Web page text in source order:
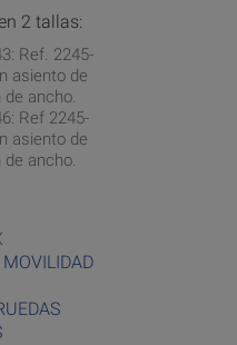
2 tallas:
Ref. 2245-
asiento de
ancho.
Ref 2245-
asiento de
ancho.
MOVILIDAD